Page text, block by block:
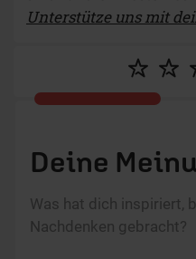
Unterstütze uns mit
Deine
Was hat dich inspiriert,
Nachdenken gebracht?